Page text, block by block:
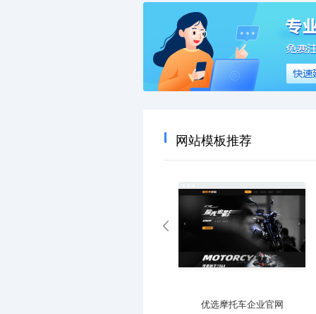
网站模板推荐
优选摩托车企业官网